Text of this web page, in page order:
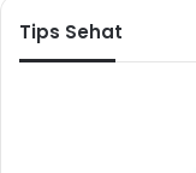
Tips Sehat